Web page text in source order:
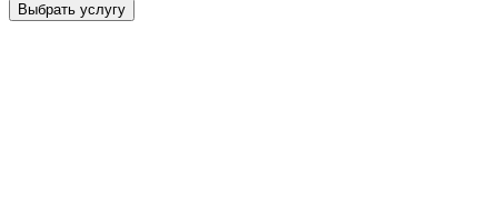
Выбрать услугу